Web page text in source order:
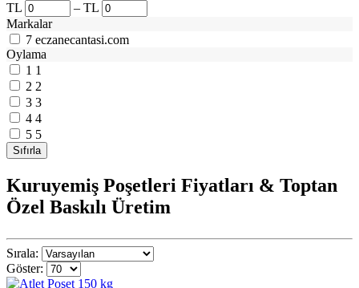
TL
– TL
Markalar
7 eczanecantasi.com
Oylama
1 1
2 2
3 3
4 4
5 5
Kuruyemiş Poşetleri Fiyatları & Toptan
Özel Baskılı Üretim
Sırala:
Göster: